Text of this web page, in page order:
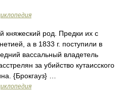
княжеский род. Предки их с
а в 1833 г. поступили в
вассальный владетель
за убийство кутаисского
{Брокгауз} …